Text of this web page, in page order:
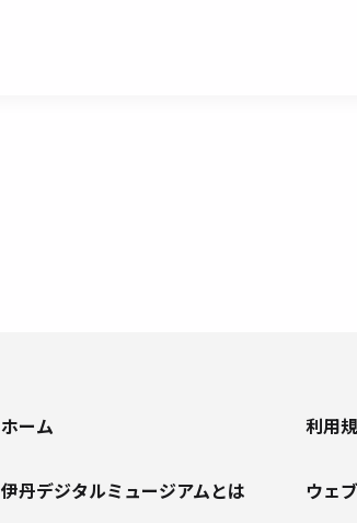
ホーム
伊丹デジタルミュージアムとは
利用
ウェ